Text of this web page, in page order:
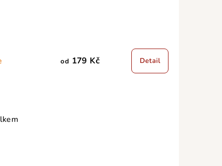
od 179 Kč Detail